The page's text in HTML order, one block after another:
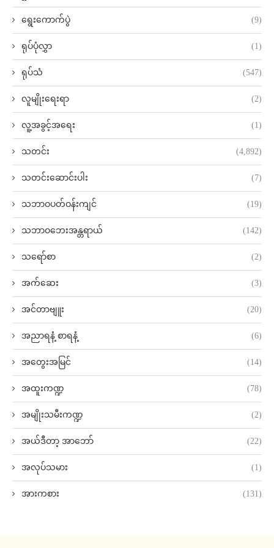
ရွေးကောက်ပွဲ (9)
ရုပ်ပုံလွှာ (1)
ရုပ်သံ (547)
လူမျိုးရေးရာ (2)
လူ့အခွင့်အရေး (1)
သတင်း (4,892)
သတင်းဆောင်းပါး (7)
သဘာဝပတ်ဝန်းကျင် (19)
သဘာဝဘေးအန္တရာယ် (142)
သရော်စာ (2)
အက်ဆေး (3)
အင်တာဗျူး (20)
အညာရနံ့ စာရနံ့ (6)
အတွေးအမြင် (14)
အထူးကဏ္ဍ (78)
အမျိုးသမီးကဏ္ဍ (2)
အယ်ဒီတာ့ အာဘော် (22)
အလုပ်သမား (1)
အားကစား (131)